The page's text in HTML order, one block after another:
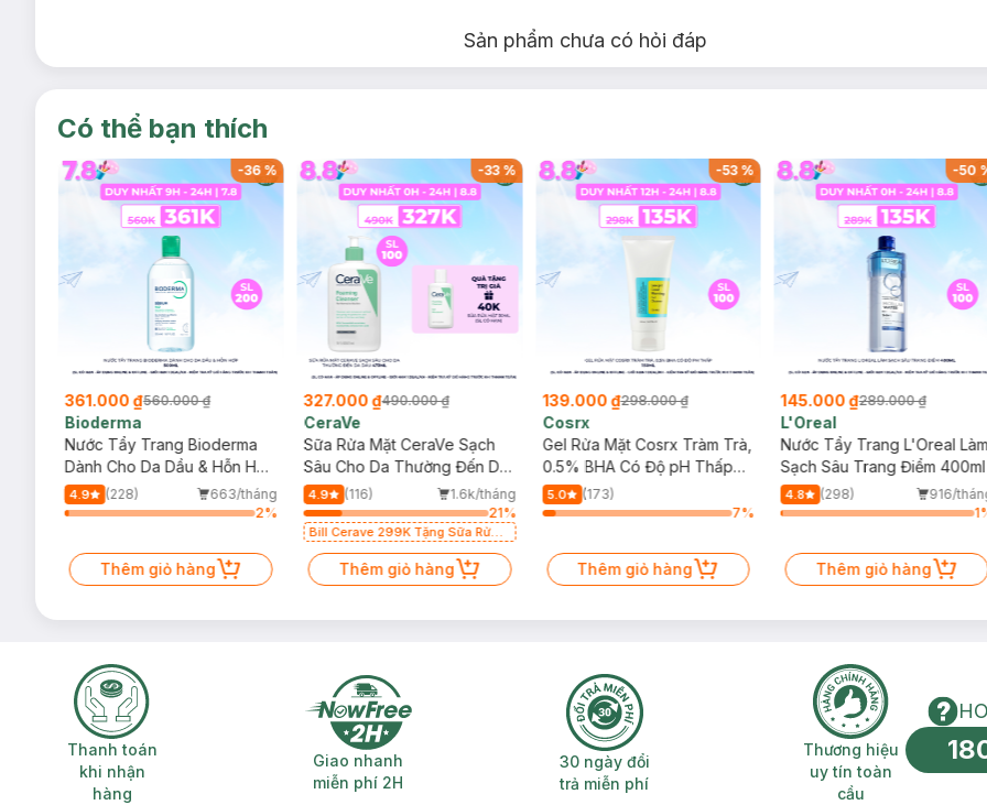
Sản phẩm chưa có hỏi đáp
Có thể bạn thích
-36%
361.000 ₫560.000 ₫
Bioderma
Nước Tẩy Trang Bioderma
Dành Cho Da Dầu & Hỗn Hợp
500ml
4.9 (228)
663/tháng
2%
Thêm giỏ hàng
-33%
327.000 ₫490.000 ₫
CeraVe
Sữa Rửa Mặt CeraVe Sạch
Sâu Cho Da Thường Đến Da
Dầu 473ml
4.9 (116)
1.6k/tháng
21%
Bill Cerave 299K Tặng Sữa Rửa
Mặt Cerave 30ml (SL có hạn)
Thêm giỏ hàng
-53%
139.000 ₫298.000 ₫
Cosrx
Gel Rửa Mặt Cosrx Tràm Trà,
0.5% BHA Có Độ pH Thấp
150ml
5.0
(173)
7%
Thêm giỏ hàng
-50
145.000 ₫289.000 ₫
L'Oreal
Nước Tẩy Trang L'Oreal Làm
Sạch Sâu Trang Điểm 400ml
4.8 (298)
916/
1
Thêm giỏ hàng
Thanh toán khi nhận hàng
Thanh toán
khi nhận
hàng
Giao nhanh miễn phí 2H
Giao nhanh
miễn phí 2H
30 ngày đổi trả miễn phí
30 ngày đổi
trả miễn phí
Thương hiệu uy
Thương hiệu
uy tín toàn
cầu